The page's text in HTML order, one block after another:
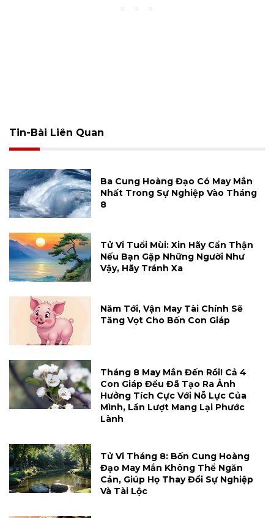
Tin-Bài Liên Quan
Ba Cung Hoàng Đạo Có May Mắn
Nhất Trong Sự Nghiệp Vào Tháng
8
Tử Vi Tuổi Mùi: Xin Hãy Cẩn Thận
Nếu Bạn Gặp Những Người Như
Vậy, Hãy Tránh Xa
Năm Tới, Vận May Tài Chính Sẽ
Tăng Vọt Cho Bốn Con Giáp
Tháng 8 May Mắn Đến Rồi! Cả 4
Con Giáp Đều Đã Tạo Ra Ảnh
Hưởng Tích Cực Với Nỗ Lực Của
Mình, Lần Lượt Mang Lại Phước
Lành
Tử Vi Tháng 8: Bốn Cung Hoàng
Đạo May Mắn Không Thể Ngăn
Cản, Giúp Họ Thay Đổi Sự Nghiệp
Và Tài Lộc